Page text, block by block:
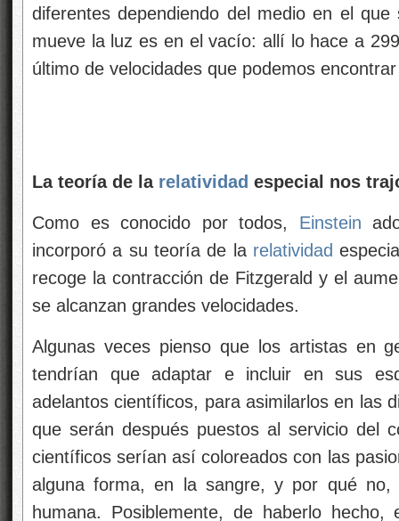
diferentes dependiendo del medio en el
mueve la luz es en el vacío: allí lo hace a
último de velocidades que podemos
La teoría de la relatividad especial nos
Como es conocido por todos, Einstein
incorporó a su teoría de la relatividad
recoge la contracción de Fitzgerald y el
se alcanzan grandes velocidades.
Algunas veces pienso que los artistas en
tendrían que adaptar e incluir en sus
adelantos científicos, para asimilarlos en las
que serán después puestos al servicio del
científicos serían así coloreados con las
alguna forma, en la sangre, y por qué no,
humana. Posiblemente, de haberlo